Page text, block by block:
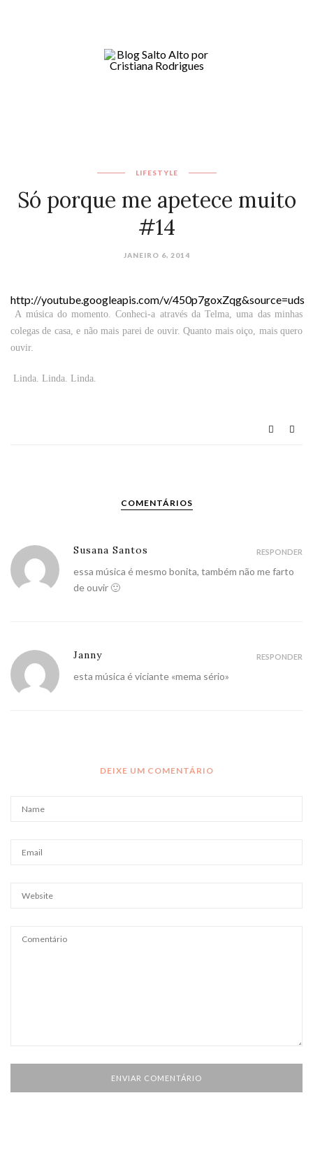
LIFESTYLE
Só porque me apetece muito
#14
JANEIRO 6, 2014
http://youtube.googleapis.com/v/450p7goxZqg&source=uds
A música do momento. Conheci-a através da Telma, uma das minhas
colegas de casa, e não mais parei de ouvir. Quanto mais oiço, mais quero
ouvir.
Linda. Linda. Linda.
COMENTÁRIOS
Susana Santos
essa música é mesmo bonita, também não me farto
de ouvir 🙂
RESPONDER
Janny
esta música é viciante «mema sério»
RESPONDER
DEIXE UM COMENTÁRIO